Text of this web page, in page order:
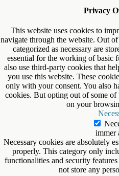
Privacy
This website uses cookies to
navigate through the website. Out
categorized as necessary are
essential for the working of basic
also use third-party cookies that
you use this website. These
only with your consent. You also
cookies. But opting out of some of
on your
immer
Necessary cookies are absolutely
properly. This category only
functionalities and security
not store any